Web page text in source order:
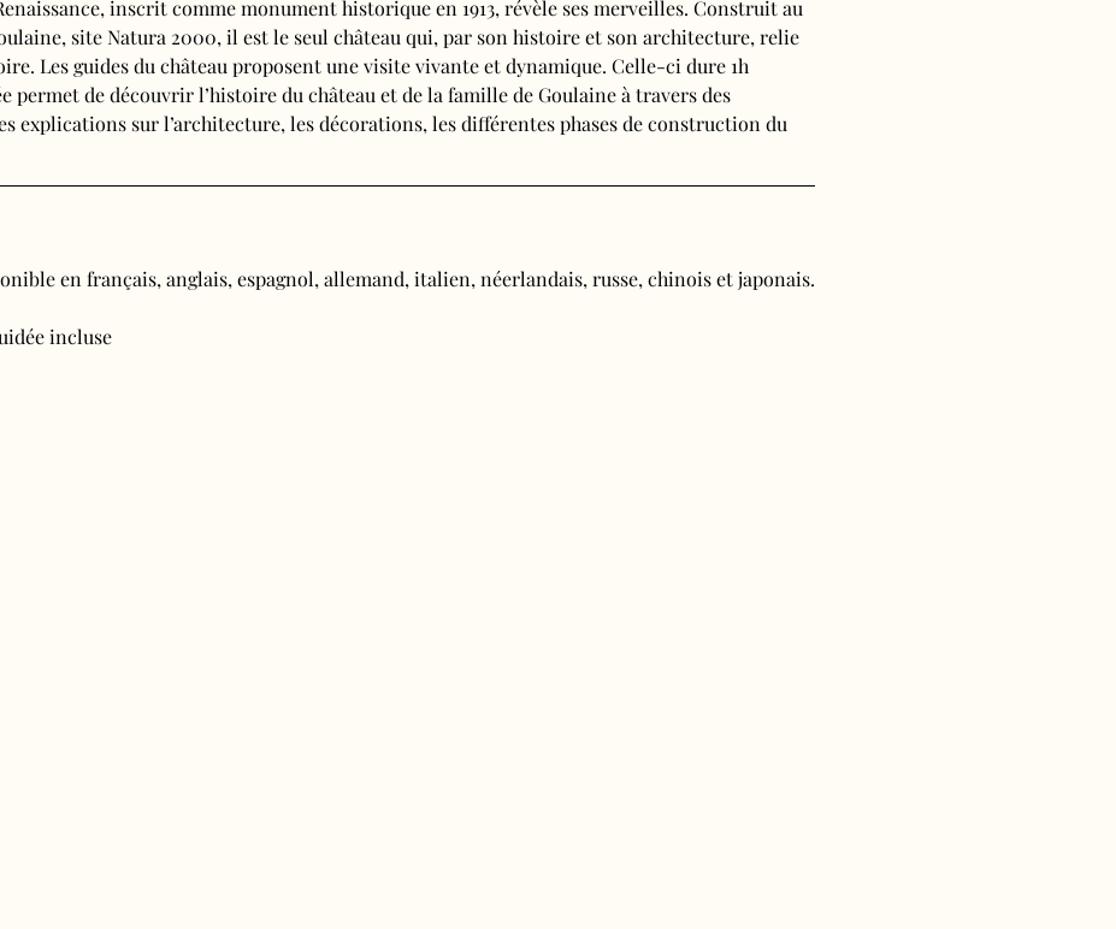
inscrit comme monument historique en 1913, révèle ses merveilles. Construit au
site Natura 2000, il est le seul château qui, par son histoire et son architecture, relie
Les guides du château proposent une visite vivante et dynamique. Celle-ci dure 1h
permet de découvrir l’histoire du château et de la famille de Goulaine à travers des
explications sur l’architecture, les décorations, les différentes phases de construction du
en français, anglais, espagnol, allemand, italien, néerlandais, russe, chinois et japonais.
incluse